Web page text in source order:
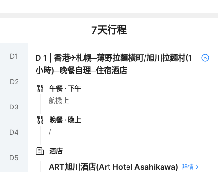
7天行程
D1
D2
D3
D4
D5
D1 |香港✈札幌─薄野拉麵橫町/旭川拉麵村(1
小時)─晚餐自理─住宿酒店
午餐 · 下午
航機上
晚餐 · 晚上
/
酒店
ART旭川酒店(Art Hotel Asahikawa)